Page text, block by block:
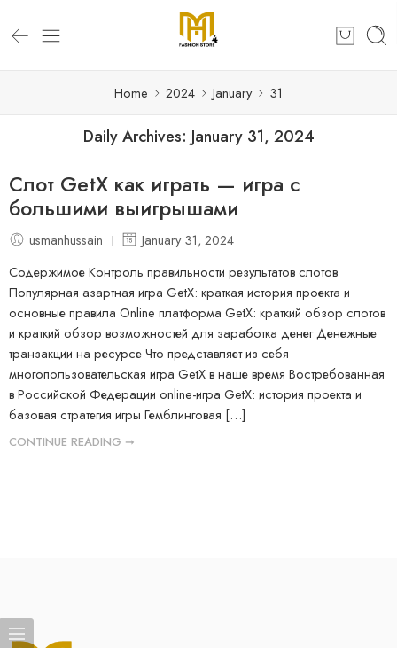
Home 2024 January 31
Daily Archives: January 31, 2024
Слот GetX как играть — игра с
большими выигрышами
usmanhussain
January 31, 2024
Содержимое Контроль правильности результатов слотов
Популярная азартная игра GetX: краткая история проекта и
основные правила Online платформа GetX: краткий обзор слотов
и краткий обзор возможностей для заработка денег Денежные
транзакции на ресурсе Что представляет из себя
многопользовательская игра GetX в наше время Востребованная
в Российской Федерации online-игра GetX: история проекта и
базовая стратегия игры Гемблинговая […]
CONTINUE READING ➞